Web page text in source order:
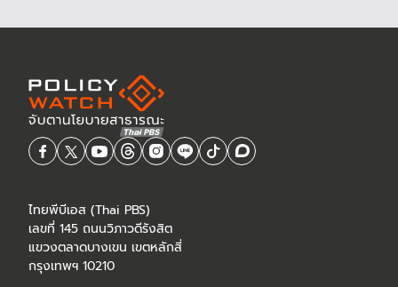
ไทยพีบีเอส (Thai PBS)
เลขที่ 145 ถนนวิภาวดีรังสิต
แขวงตลาดบางเขน เขตหลักสี่
กรุงเทพฯ 10210